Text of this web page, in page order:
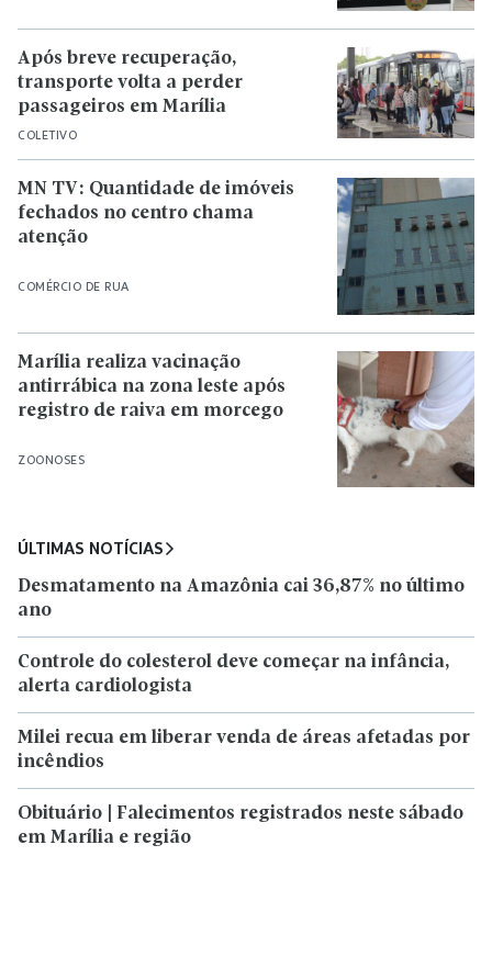
COLETIVO
Após breve recuperação,
transporte volta a perder
passageiros em Marília
COMÉRCIO DE RUA
MN TV: Quantidade de imóveis
fechados no centro chama
atenção
ZOONOSES
Marília realiza vacinação
antirrábica na zona leste após
registro de raiva em morcego
ÚLTIMAS NOTÍCIAS
Desmatamento na Amazônia cai 36,87% no último
ano
Controle do colesterol deve começar na infância,
alerta cardiologista
Milei recua em liberar venda de áreas afetadas por
incêndios
Obituário | Falecimentos registrados neste sábado
em Marília e região